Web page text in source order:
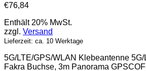
€76,84
Enthält 20% MwSt.
zzgl. Versand
Lieferzeit: ca. 10 Werktage
5G/LTE/GPS/WLAN Klebeantenne
Fakra Buchse, 3m Panorama